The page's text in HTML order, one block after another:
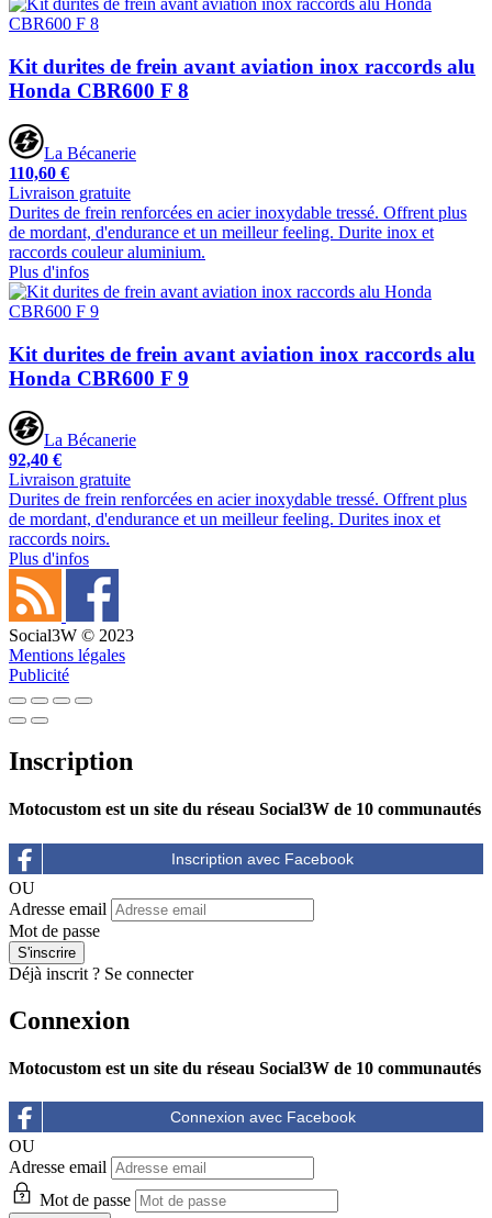
Kit durites de frein avant aviation inox raccords alu
Honda CBR600 F 8
La Bécanerie
110,60 €
Livraison gratuite
Durites de frein renforcées en acier inoxydable tressé. Offrent plus
de mordant, d'endurance et un meilleur feeling. Durite inox et
raccords couleur aluminium.
Plus d'infos
Kit durites de frein avant aviation inox raccords alu
Honda CBR600 F 9
La Bécanerie
92,40 €
Livraison gratuite
Durites de frein renforcées en acier inoxydable tressé. Offrent plus
de mordant, d'endurance et un meilleur feeling. Durites inox et
raccords noirs.
Plus d'infos
Social3W © 2023
Mentions légales
Publicité
Inscription
Motocustom est un site du réseau Social3W de 10 communautés
OU
Adresse email
Mot de passe
Déjà inscrit ? Se connecter
Connexion
Motocustom est un site du réseau Social3W de 10 communautés
OU
Adresse email
Mot de passe